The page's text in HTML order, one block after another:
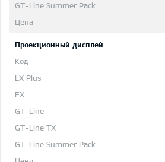
Проекционный дисплей